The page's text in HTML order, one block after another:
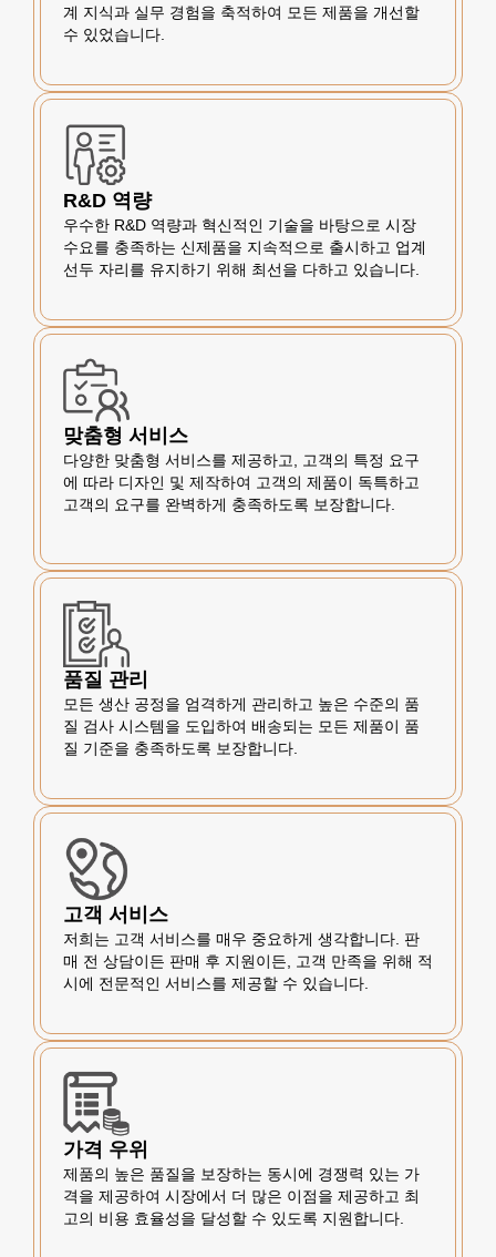
계 지식과 실무 경험을 축적하여 모든 제품을 개선할
수 있었습니다.
R&D 역량
우수한 R&D 역량과 혁신적인 기술을 바탕으로 시장
수요를 충족하는 신제품을 지속적으로 출시하고 업계
선두 자리를 유지하기 위해 최선을 다하고 있습니다.
맞춤형 서비스
다양한 맞춤형 서비스를 제공하고, 고객의 특정 요구
에 따라 디자인 및 제작하여 고객의 제품이 독특하고
고객의 요구를 완벽하게 충족하도록 보장합니다.
품질 관리
모든 생산 공정을 엄격하게 관리하고 높은 수준의 품
질 검사 시스템을 도입하여 배송되는 모든 제품이 품
질 기준을 충족하도록 보장합니다.
고객 서비스
저희는 고객 서비스를 매우 중요하게 생각합니다. 판
매 전 상담이든 판매 후 지원이든, 고객 만족을 위해 적
시에 전문적인 서비스를 제공할 수 있습니다.
가격 우위
제품의 높은 품질을 보장하는 동시에 경쟁력 있는 가
격을 제공하여 시장에서 더 많은 이점을 제공하고 최
고의 비용 효율성을 달성할 수 있도록 지원합니다.